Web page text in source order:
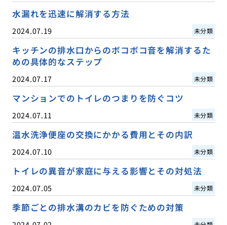
水漏れを迅速に解消する方法
2024.07.19 未分類
キッチンの排水口からのボコボコ音を解消するた
めの具体的なステップ
2024.07.17 未分類
マンションでのトイレのつまりを防ぐコツ
2024.07.11 未分類
温水洗浄便座の交換にかかる費用とその内訳
2024.07.10 未分類
トイレの異音が家庭に与える影響とその対処法
2024.07.05 未分類
季節ごとの排水溝のカビを防ぐための対策